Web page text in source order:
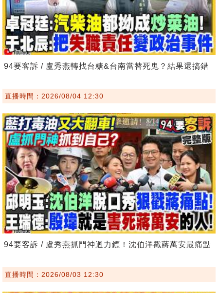
94要客訴 / 盧秀燕轉找台糖&台南當替死鬼？結果還搞錯
直播時間：2026/08/04 12:30
94要客訴 / 盧秀燕抓門神迴力鏢！沈伯洋戳蔣萬安最痛點
直播時間：2026/08/03 12:30